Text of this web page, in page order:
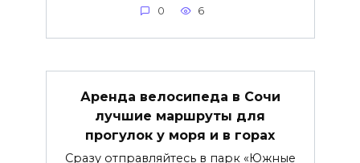
0 6
Аренда велосипеда в Сочи
лучшие маршруты для
прогулок у моря и в горах
Сразу отправляйтесь в парк «Южные